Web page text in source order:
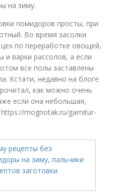
на зиму.
помидоров просты, при
Во время засолки
по переработке овощей,
варки рассолов, а если
все полы заставлены
Кстати, недавно на блоге
как можно очень
если она небольшая,
mognotak.ru/garnitur-